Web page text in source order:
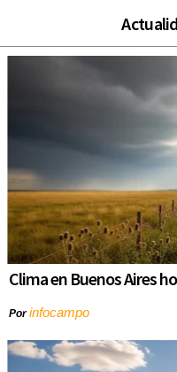
Clima en Buenos Aires
Porinfocampo